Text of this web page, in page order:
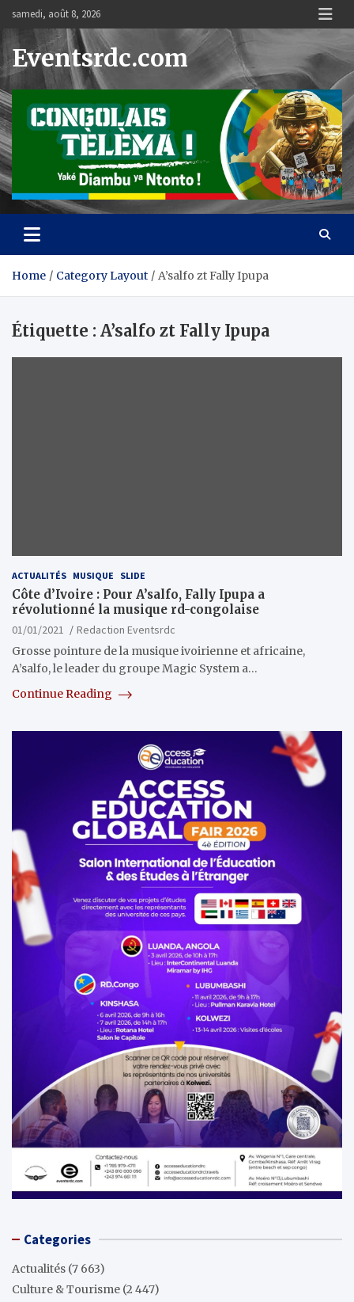
content
samedi, août 8, 2026
Eventsrdc.com
Home Category Layout A’salfo zt Fally Ipupa
Étiquette : A’salfo zt Fally Ipupa
ACTUALITÉS MUSIQUE SLIDE
Côte d’Ivoire : Pour A’salfo, Fally Ipupa a
révolutionné la musique rd-congolaise
01/01/2021
Redaction Eventsrdc
Grosse pointure de la musique ivoirienne et africaine,
A’salfo, le leader du groupe Magic System a…
Continue Reading
Categories
Actualités (7 663)
Culture & Tourisme (2 447)